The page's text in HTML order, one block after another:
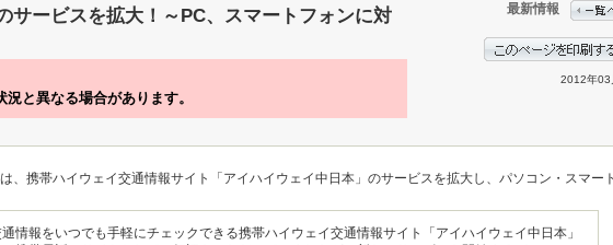
サービスを拡大！～PC、スマートフォンに対
と異なる場合があります。
最新情報
2012年03
、携帯ハイウェイ交通情報サイト「アイハイウェイ中日本」のサービスを拡大し、パソコン・スマート
情報をいつでも手軽にチェックできる携帯ハイウェイ交通情報サイト「アイハイウェイ中日本」